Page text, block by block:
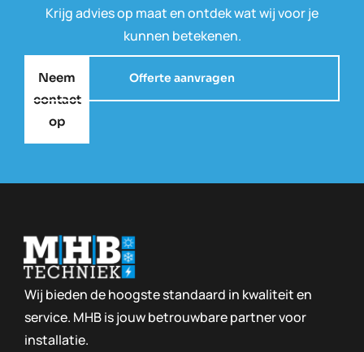
Krijg advies op maat en ontdek wat wij voor je
kunnen betekenen.
Neem
contact
op
Offerte aanvragen
Wij bieden de hoogste standaard in kwaliteit en
service. MHB is jouw betrouwbare partner voor
installatie.